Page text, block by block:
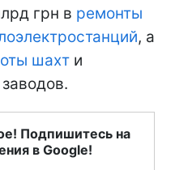
грн в ремонты
, а
шахт и
Подпишитесь на
в Google!